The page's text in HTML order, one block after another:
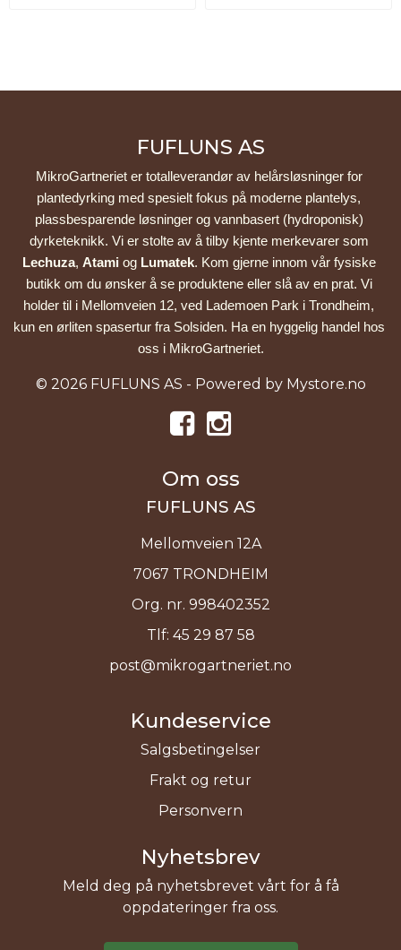
FUFLUNS AS
MikroGartneriet er totalleverandør av helårsløsninger for
plantedyrking med spesielt fokus på moderne plantelys,
plassbesparende løsninger og vannbasert (hydroponisk)
Lechuza, Atami og Lumatek. Kom gjerne innom vår fysiske
butikk om du ønsker å se produktene eller slå av en prat. Vi
holder til i Mellomveien 12, ved Lademoen Park i Trondheim,
kun en ørliten spasertur fra Solsiden. Ha en hyggelig handel hos
oss i MikroGartneriet.
© 2026 FUFLUNS AS - Powered by Mystore.no
Om oss
FUFLUNS AS
Mellomveien 12A
7067 TRONDHEIM
Org. nr. 998402352
Tlf: 45 29 87 58
post@mikrogartneriet.no
Kundeservice
Salgsbetingelser
Frakt og retur
Personvern
Nyhetsbrev
Meld deg på nyhetsbrevet vårt for å få
oppdateringer fra oss.